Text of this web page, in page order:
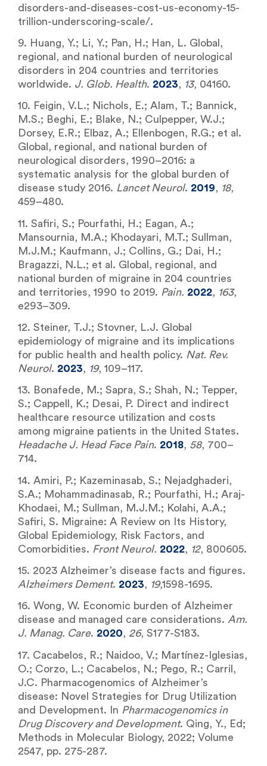
disorders-and-diseases-cost-us-economy-15-
trillion-underscoring-scale/.
9. Huang, Y.; Li, Y.; Pan, H.; Han, L. Global,
regional, and national burden of neurological
disorders in 204 countries and territories
worldwide. J. Glob. Health. 2023, 13, 04160.
10. Feigin, V.L.; Nichols, E.; Alam, T.; Bannick,
M.S.; Beghi, E.; Blake, N.; Culpepper, W.J.;
Dorsey, E.R.; Elbaz, A.; Ellenbogen, R.G.; et al.
Global, regional, and national burden of
neurological disorders, 1990–2016: a
systematic analysis for the global burden of
disease study 2016. Lancet Neurol. 2019, 18,
459–480.
11. Safiri, S.; Pourfathi, H.; Eagan, A.;
Mansournia, M.A.; Khodayari, M.T.; Sullman,
M.J.M.; Kaufmann, J.; Collins, G.; Dai, H.;
Bragazzi, N.L.; et al. Global, regional, and
national burden of migraine in 204 countries
and territories, 1990 to 2019. Pain. 2022, 163,
e293–309.
12. Steiner, T.J.; Stovner, L.J. Global
epidemiology of migraine and its implications
for public health and health policy. Nat. Rev.
Neurol. 2023, 19, 109–117.
13. Bonafede, M.; Sapra, S.; Shah, N.; Tepper,
S.; Cappell, K.; Desai, P. Direct and indirect
healthcare resource utilization and costs
among migraine patients in the United States.
Headache J. Head Face Pain. 2018, 58, 700–
714.
14. Amiri, P.; Kazeminasab, S.; Nejadghaderi,
S.A.; Mohammadinasab, R.; Pourfathi, H.; Araj-
Khodaei, M.; Sullman, M.J.M.; Kolahi, A.A.;
Safiri, S. Migraine: A Review on Its History,
Global Epidemiology, Risk Factors, and
Comorbidities. Front Neurol. 2022, 12, 800605.
15. 2023 Alzheimer’s disease facts and figures.
Alzheimers Dement. 2023, 19,1598-1695.
16. Wong, W. Economic burden of Alzheimer
disease and managed care considerations. Am.
J. Manag. Care. 2020, 26, S177-S183.
17. Cacabelos, R.; Naidoo, V.; Martínez-Iglesias,
O.; Corzo, L.; Cacabelos, N.; Pego, R.; Carril,
J.C. Pharmacogenomics of Alzheimer’s
disease: Novel Strategies for Drug Utilization
and Development. In Pharmacogenomics in
Drug Discovery and Development. Qing, Y., Ed;
Methods in Molecular Biology, 2022; Volume
2547, pp. 275-287.